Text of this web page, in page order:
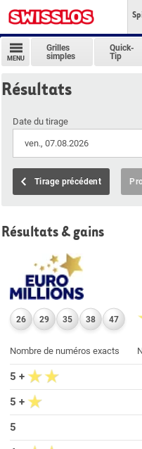
MENU
Grilles
simples
Quick-
Tip
Résultats
Date du tirage
Tirage précédent
Résultats & gains
26 29 35 38 47
Nombre de numéros exacts
5 +
5 +
5